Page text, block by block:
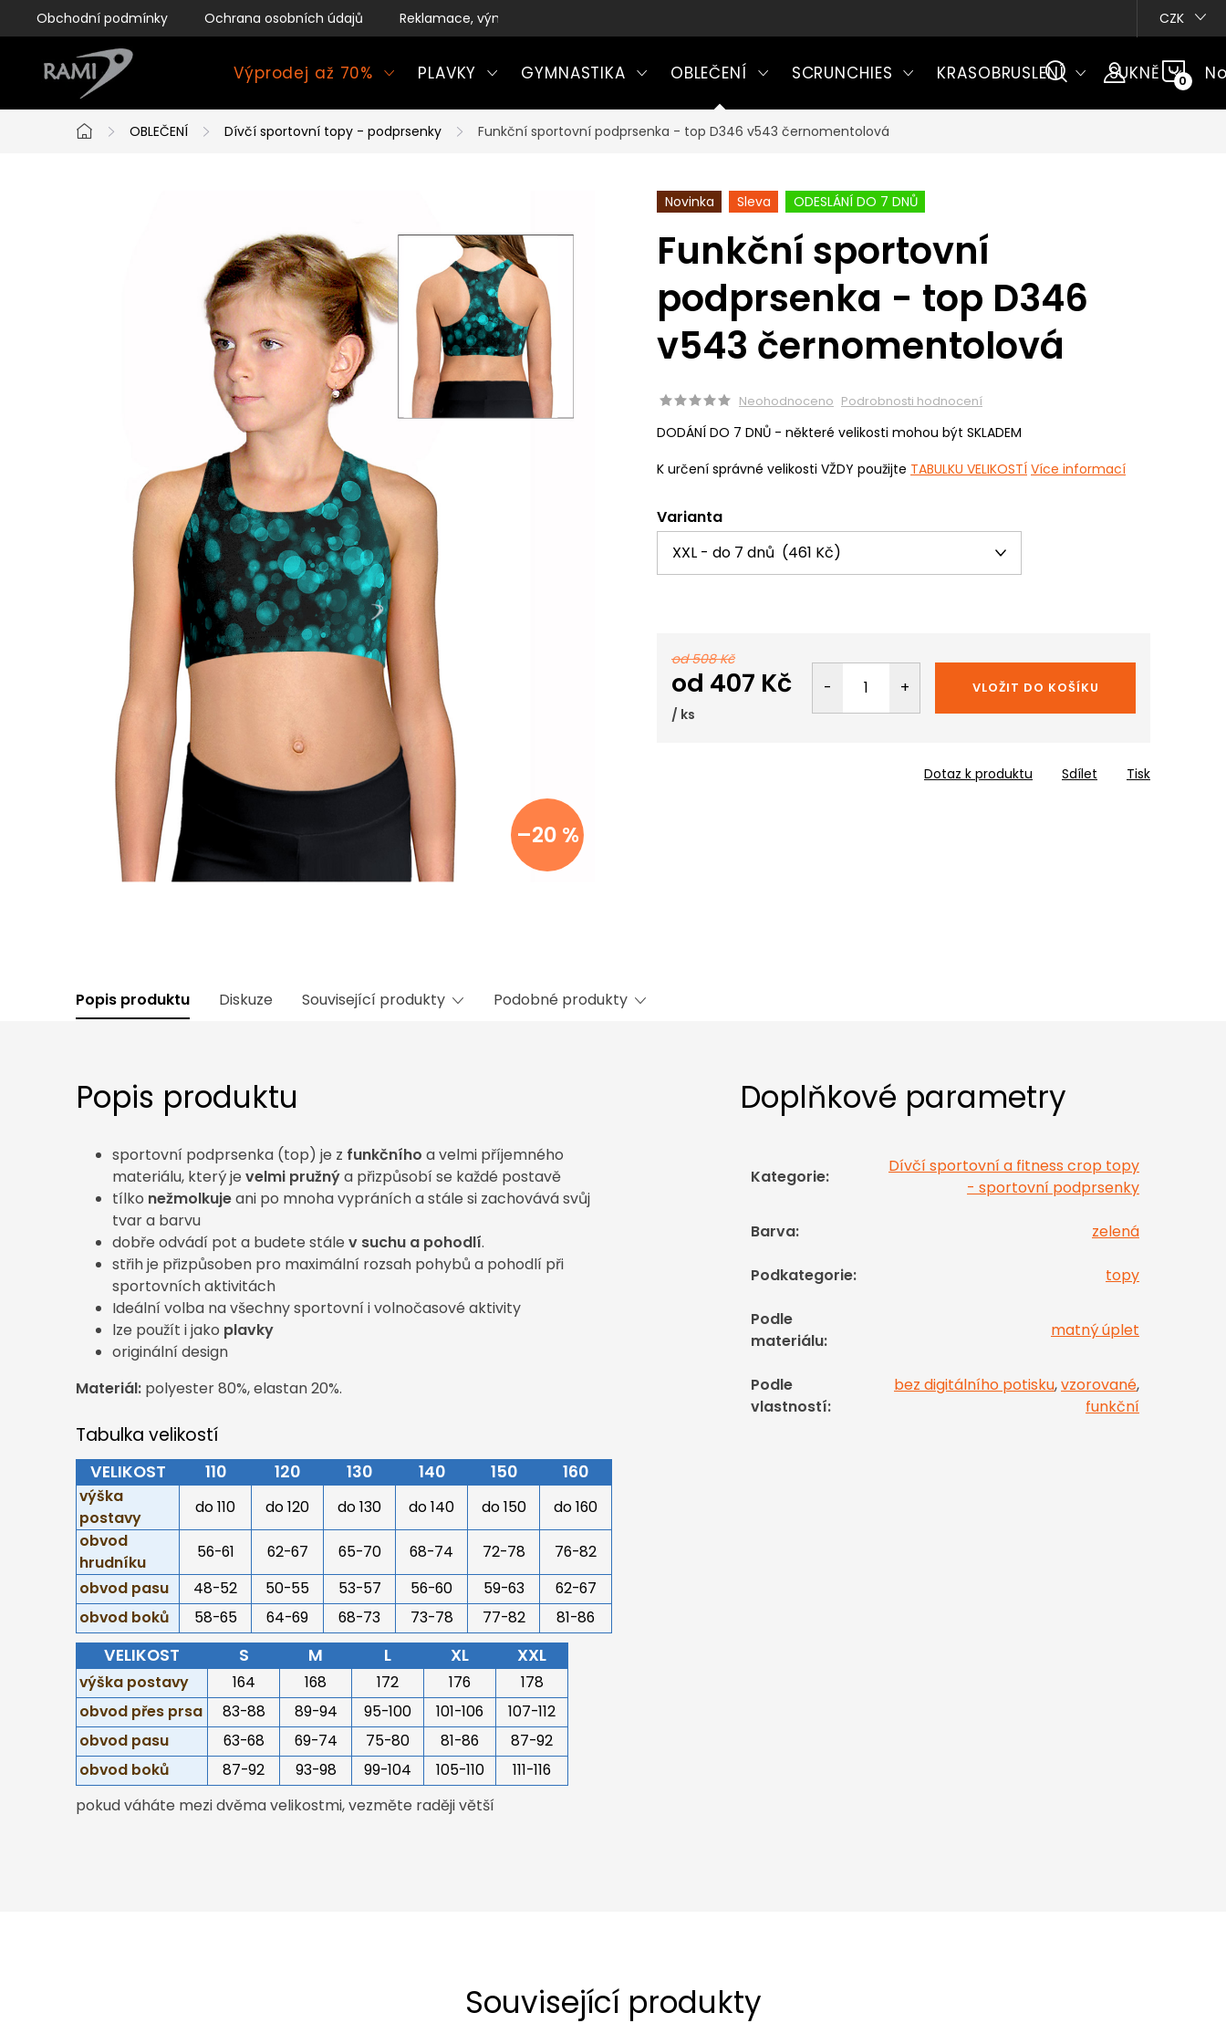
na
Obchodní podmínky Ochrana osobních údajů Reklamace, výměny a vrácení zboží CZK
Výprodej až 70% PLAVKY GYMNASTIKA OBLEČENÍ SCRUNCHIES KRASOBRUSLENÍ SUKNĚ
Domů
OBLEČENÍ Dívčí sportovní topy - podprsenky Funkční sportovní podprsenka - top D346 v543 černomentolová
–20 %
Novinka Sleva ODESLÁNÍ DO 7 DNŮ
Funkční sportovní
podprsenka - top D346
v543 černomentolová
Neohodnoceno Podrobnosti hodnocení
DODÁNÍ DO 7 DNŮ - některé velikosti mohou být SKLADEM
K určení správné velikosti VŽDY použijte TABULKU VELIKOSTÍ Více informací
Varianta
od 508 Kč
od 407 Kč
/ ks
VLOŽIT DO KOŠÍKU
Tisk
Dotaz k produktu Sdílet
Popis produktu Diskuze Související produkty Podobné produkty
Popis produktu
sportovní podprsenka (top) je z funkčního a velmi příjemného
materiálu, který je velmi pružnýa přizpůsobí se každé postavě
tílko nežmolkujeani po mnoha vypráních a stále si zachovává svůj
tvar a barvu
dobře odvádí pot a budete stále v suchu a pohodlí.
střih je přizpůsoben pro maximální rozsah pohybů a pohodlí při
sportovních aktivitách
Ideální volba na všechny sportovní i volnočasové aktivity
lze použít i jako plavky
originální design
Materiál: polyester 80%, elastan 20%.
Tabulka velikostí
VELIKOST 110 120 130 140 150 160
výška
postavy
do 110 do 120 do 130 do 140 do 150
do 160
obvod
hrudníku
56-61 62-67 65-70 68-74 72-78
76-82
obvod pasu
48-52 50-55 53-57 56-60 59-63
62-67
obvod boků
58-65 64-69 68-73 73-78 77-82 81-86
VELIKOST S M L XL XXL
výška postavy 164 168 172 176
178
obvod přes prsa
83-88 89-94 95-100 101-106
107-112
obvod pasu
63-68 69-74 75-80 81-86
87-92
obvod boků
87-92 93-98 99-104 105-110
111-116
pokud váháte mezi dvěma velikostmi, vezměte raději větší
Doplňkové parametry
Kategorie:
Dívčí sportovní a fitness crop topy
- sportovní podprsenky
Barva: zelená
Podkategorie: topy
Podle
materiálu:
matný úplet
Podle
vlastností:
bez digitálního potisku,vzorované,
funkční
Související produkty